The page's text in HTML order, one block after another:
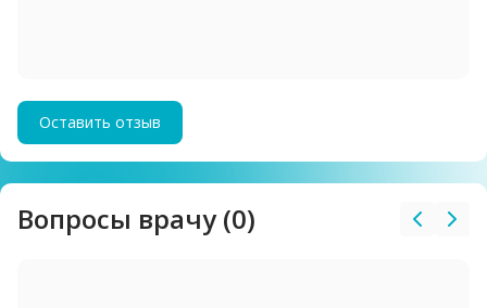
Оставить отзыв
Вопросы врачу (0)